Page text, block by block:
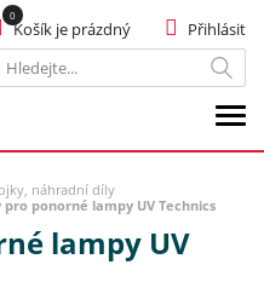
Přihlásit
Košík je prázdný
náhradní díly
pro ponorné lampy UV Technics
lampy UV